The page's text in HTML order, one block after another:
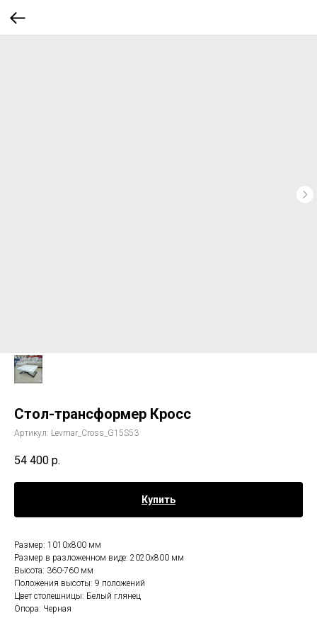
Стол-трансформер Кросс
Артикул: Levmar_Cross_G15S53
54 400 р.
Купить
Размер: 1010х800 мм
Размер в разложенном виде: 2020х800 мм
Высота: 360-760 мм
Положения высоты: 9 положений
Цвет столешницы: Белый глянец
Опора: Черная